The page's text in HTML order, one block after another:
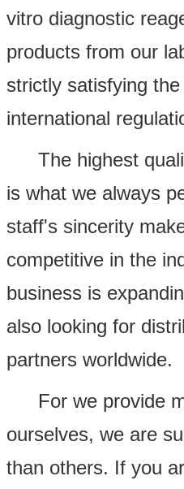
vitro diagnostic
products from our
strictly satisfying
international
The highest
is what we always
staff's sincerity
competitive in the
business is
also looking for
partners worldwide.
For we provide
ourselves, we are
than others. If you